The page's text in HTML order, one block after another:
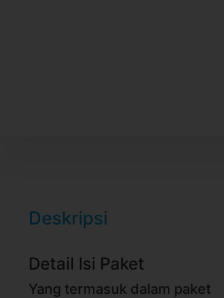
Deskripsi
Detail Isi Paket
Yang termasuk dalam paket